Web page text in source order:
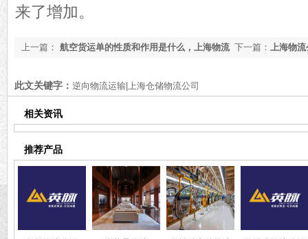
来了增加。
下一篇： 上海物
上一篇： 航空货运单的性质和作用是什么，上海物流
此文关键字： 逆向物流运输|上海仓储物流公司
相关资讯
推荐产品